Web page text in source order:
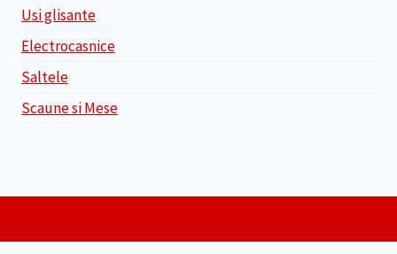
Usi glisante
Electrocasnice
Saltele
Scaune si Mese